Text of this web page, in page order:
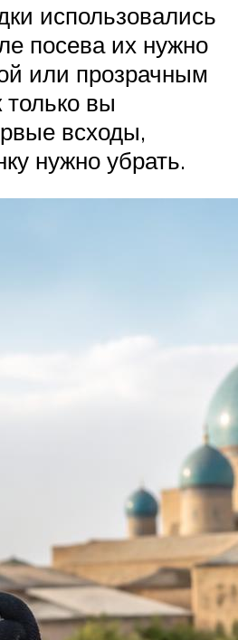
использовались
посева их нужно
или прозрачным
только вы
всходы,
нужно убрать.